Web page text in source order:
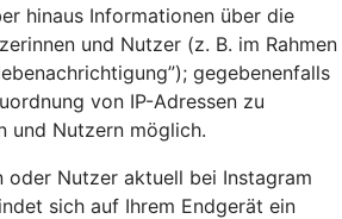
hinaus Informationen über die
und Nutzer (z. B. im Rahmen
gegebenenfalls
von IP-Adressen zu
und Nutzern möglich.
oder Nutzer aktuell bei Instagram
sich auf Ihrem Endgerät ein